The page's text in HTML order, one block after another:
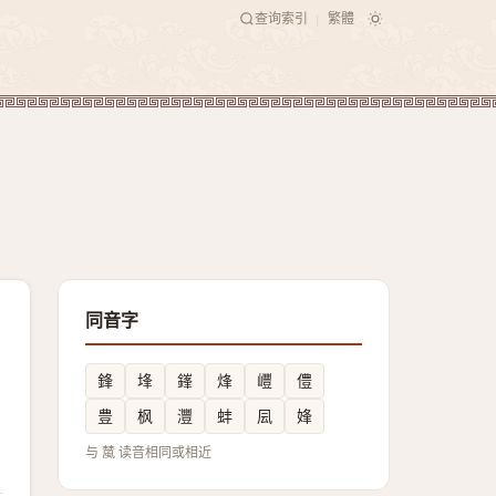
查询索引 繁體
同音字
鋒 埄 鎽 烽 㠦
僼
豊
枫 灃 蚌 凨 㛔
与 檒 读音相同或相近